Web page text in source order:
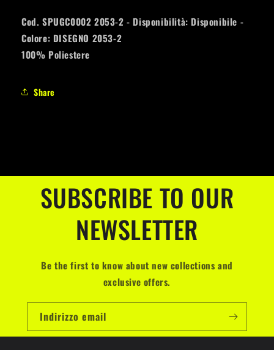
2
2
Cod. SPUGC0002 2053-2 - Disponibilità: Disponibile -
Colore: DISEGNO 2053-2
100% Poliestere
Share
SUBSCRIBE TO OUR
NEWSLETTER
Be the first to know about new collections and
exclusive offers.
Indirizzo email